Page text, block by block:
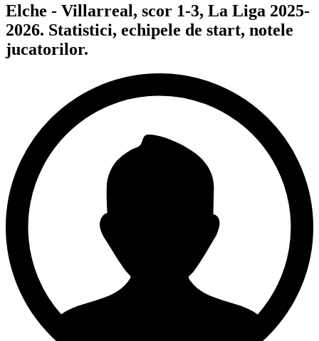
Elche - Villarreal, scor 1-3, La Liga 2025-
2026. Statistici, echipele de start, notele
jucatorilor.